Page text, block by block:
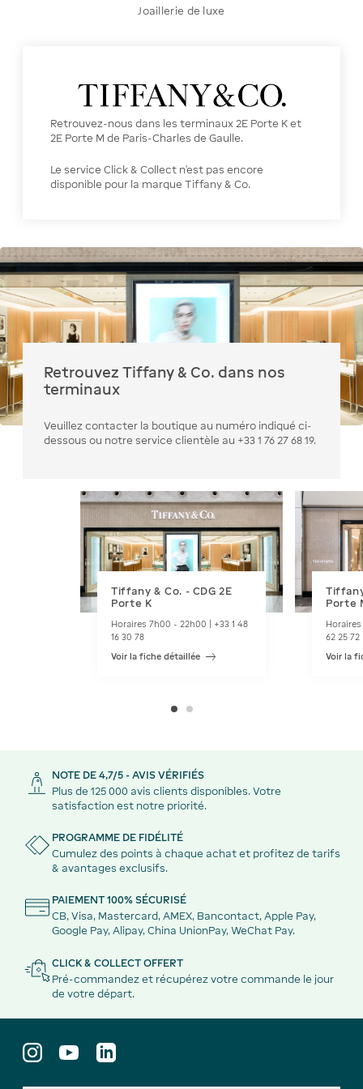
Joaillerie de luxe
Retrouvez-nous dans les terminaux 2E Porte K et
2E Porte M de Paris-Charles de Gaulle.
Le service Click & Collect n’est pas encore
disponible pour la marque Tiffany & Co.
Retrouvez Tiffany & Co. dans nos
terminaux
Veuillez contacter la boutique au numéro indiqué ci-
dessous ou notre service clientèle au +33 1 76 27 68 19.
Tiffany & Co. - CDG 2E
Porte K
Horaires 7h00 - 22h00 | +33 1 48
16 30 78
Voir la fiche détaillée
Porte
62 25 72
Voir la
NOTE DE 4,7/5 - AVIS VÉRIFIÉS
Plus de 125 000 avis clients disponibles. Votre
satisfaction est notre priorité.
PROGRAMME DE FIDÉLITÉ
Cumulez des points à chaque achat et profitez de tarifs
& avantages exclusifs.
PAIEMENT 100% SÉCURISÉ
CB, Visa, Mastercard, AMEX, Bancontact, Apple Pay,
Google Pay, Alipay, China UnionPay, WeChat Pay.
CLICK & COLLECT OFFERT
Pré-commandez et récupérez votre commande le jour
de votre départ.